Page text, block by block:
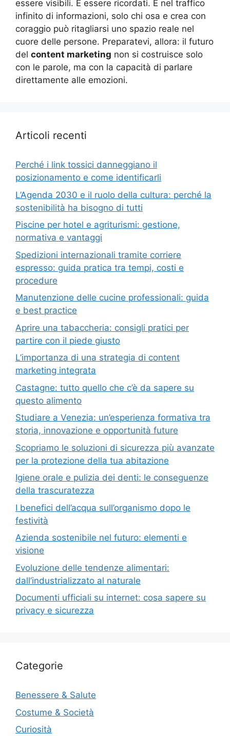
essere visibili. È essere ricordati. E nel traffico
infinito di informazioni, solo chi osa e crea con
coraggio può ritagliarsi uno spazio reale nel
cuore delle persone. Preparatevi, allora: il futuro
del content marketing non si costruisce solo
con le parole, ma con la capacità di parlare
direttamente alle emozioni.
Articoli recenti
Perché i link tossici danneggiano il
posizionamento e come identificarli
L’Agenda 2030 e il ruolo della cultura: perché la
sostenibilità ha bisogno di tutti
Piscine per hotel e agriturismi: gestione,
normativa e vantaggi
Spedizioni internazionali tramite corriere
espresso: guida pratica tra tempi, costi e
procedure
Manutenzione delle cucine professionali: guida
e best practice
Aprire una tabaccheria: consigli pratici per
partire con il piede giusto
L’importanza di una strategia di content
marketing integrata
Castagne: tutto quello che c’è da sapere su
questo alimento
Studiare a Venezia: un’esperienza formativa tra
storia, innovazione e opportunità future
Scopriamo le soluzioni di sicurezza più avanzate
per la protezione della tua abitazione
Igiene orale e pulizia dei denti: le conseguenze
della trascuratezza
I benefici dell’acqua sull’organismo dopo le
festività
Azienda sostenibile nel futuro: elementi e
visione
Evoluzione delle tendenze alimentari:
dall’industrializzato al naturale
Documenti ufficiali su internet: cosa sapere su
privacy e sicurezza
Categorie
Benessere & Salute
Costume & Società
Curiosità